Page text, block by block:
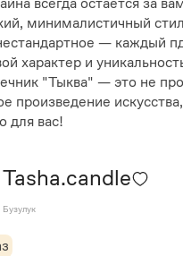
минималистичный
— каждый
характер и
"Тыква" — это не
произведение
для вас!
Tasha.candle
Бузулук